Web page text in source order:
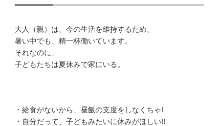
大人（親）は、今の生活を維持するため、
暑い中でも、精一杯働いています。
それなのに、
子どもたちは夏休みで家にいる。
・給食がないから、昼飯の支度をしなくちゃ!
・自分だって、子どもみたいに休みがほしい!!